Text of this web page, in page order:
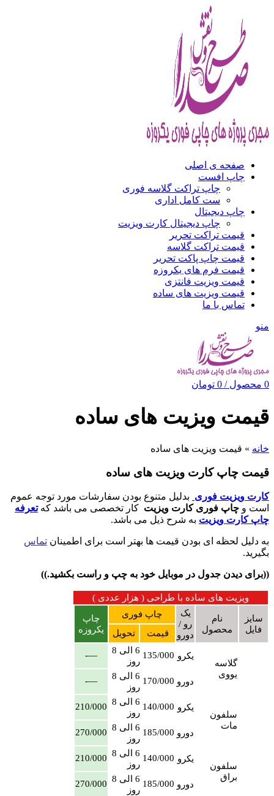
صفحه ی اصلی
چاپ افست
چاپ تراکت گلاسه فوری
ست کامل اداری
چاپ دیجیتال
چاپ دیجیتال کارت ویزیت
قیمت تراکت تحریر
قیمت تراکت گلاسه
قیمت چاپ پاکت تحریر
قیمت فرم های یکروزه
قیمت ویزیت فانتزی
قیمت ویزیت های ساده
تماس با ما
منو
0 محصول /
0 تومان
قیمت ویزیت های ساده
خانه » قیمت ویزیت های ساده
قیمت چاپ کارت ویزیت های ساده
کارت ویزیت فوری بدلیل متنوع بودن سفارشات مورد توجه عموم
است و چاپ فوری کارت ویزیت کار تخصصی می باشد کهتعرفه
چاپ کارت ویزیت به شرح ذیل می باشد.
به دلیل لحظه ای بودن قیمت ها بهتر است برای اطمینان تماس
بگیرید.
((برای دیدن جدول در موبایل خود به چپ و راست بکشید.))
ویزیت های ساده با طراحی ( هزار عددی )
سایز
فایل
نام
محصول
یک
رو /
دورو
چاپ فوری
چاپ
یکروزه
قیمت تحویل
گلاسه
یووی
یکرو 135/000
6 الی 8
روز
—-
دورو 170/000
6 الی 8
روز
—-
سلفون
مات
یکرو 140/000
6 الی 8
روز
210/000
دورو 185/000
6 الی 8
روز
270/000
سلفون
براق
یکرو 140/000
6 الی 8
روز
210/000
دورو 185/000
6 الی 8
روز
270/000